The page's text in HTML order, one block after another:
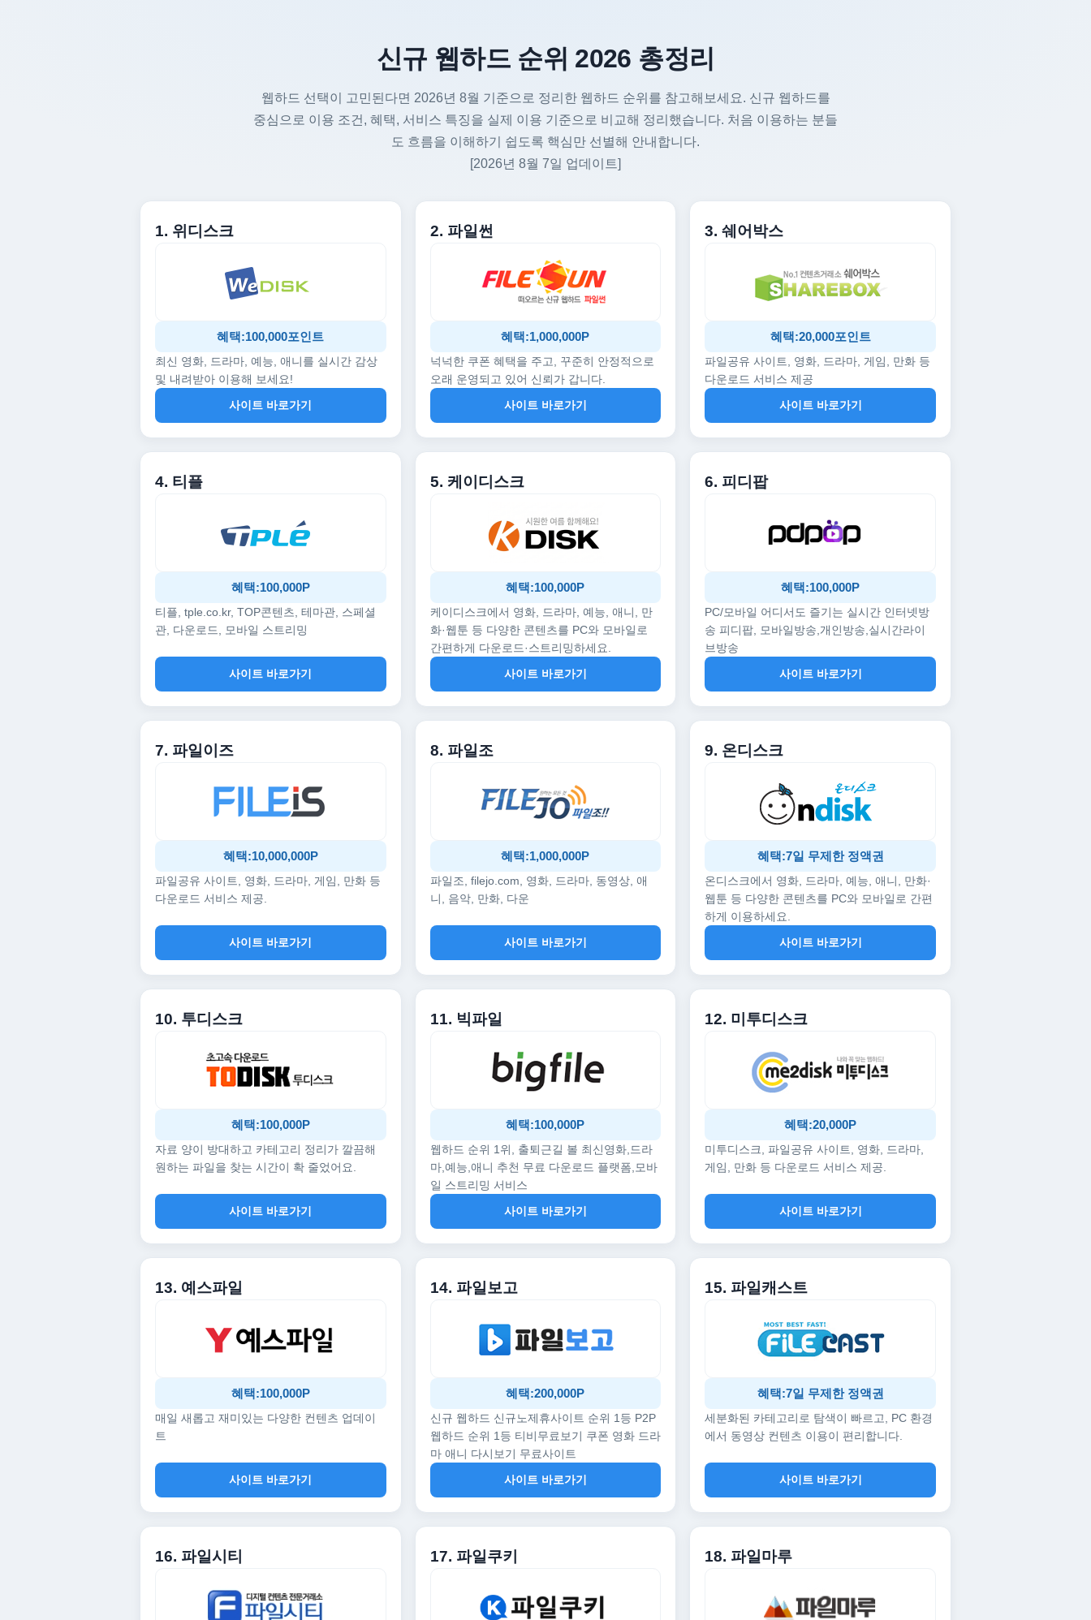
신규 웹하드 순위 2026 총정리
웹하드 선택이 고민된다면 2026년 8월 기준으로 정리한 웹하드 순위를 참고해보세요. 신규 웹하드를
중심으로 이용 조건, 혜택, 서비스 특징을 실제 이용 기준으로 비교해 정리했습니다. 처음 이용하는 분들
도 흐름을 이해하기 쉽도록 핵심만 선별해 안내합니다.
[2026년 8월 7일 업데이트]
1. 위디스크
혜택:100,000포인트
최신 영화, 드라마, 예능, 애니를 실시간 감상
및 내려받아 이용해 보세요!
사이트 바로가기
2. 파일썬
혜택:1,000,000P
넉넉한 쿠폰 혜택을 주고, 꾸준히 안정적으로
오래 운영되고 있어 신뢰가 갑니다.
사이트 바로가기
3. 쉐어박스
혜택:20,000포인트
파일공유 사이트, 영화, 드라마, 게임, 만화 등
다운로드 서비스 제공
사이트 바로가기
4. 티플
혜택:100,000P
티플, tple.co.kr, TOP콘텐츠, 테마관, 스페셜
관, 다운로드, 모바일 스트리밍
사이트 바로가기
5. 케이디스크
혜택:100,000P
케이디스크에서 영화, 드라마, 예능, 애니, 만
화·웹툰 등 다양한 콘텐츠를 PC와 모바일로
간편하게 다운로드·스트리밍하세요.
사이트 바로가기
6. 피디팝
혜택:100,000P
PC/모바일 어디서도 즐기는 실시간 인터넷방
송 피디팝, 모바일방송,개인방송,실시간라이
브방송
사이트 바로가기
7. 파일이즈
혜택:10,000,000P
파일공유 사이트, 영화, 드라마, 게임, 만화 등
다운로드 서비스 제공.
사이트 바로가기
8. 파일조
혜택:1,000,000P
파일조, filejo.com, 영화, 드라마, 동영상, 애
니, 음악, 만화, 다운
사이트 바로가기
9. 온디스크
혜택:7일 무제한 정액권
온디스크에서 영화, 드라마, 예능, 애니, 만화·
웹툰 등 다양한 콘텐츠를 PC와 모바일로 간편
하게 이용하세요.
사이트 바로가기
10. 투디스크
혜택:100,000P
자료 양이 방대하고 카테고리 정리가 깔끔해
원하는 파일을 찾는 시간이 확 줄었어요.
사이트 바로가기
11. 빅파일
혜택:100,000P
웹하드 순위 1위, 출퇴근길 볼 최신영화,드라
마,예능,애니 추천 무료 다운로드 플랫폼,모바
일 스트리밍 서비스
사이트 바로가기
12. 미투디스크
혜택:20,000P
미투디스크, 파일공유 사이트, 영화, 드라마,
게임, 만화 등 다운로드 서비스 제공.
사이트 바로가기
13. 예스파일
혜택:100,000P
매일 새롭고 재미있는 다양한 컨텐츠 업데이
트
사이트 바로가기
14. 파일보고
혜택:200,000P
신규 웹하드 신규노제휴사이트 순위 1등 P2P
웹하드 순위 1등 티비무료보기 쿠폰 영화 드라
마 애니 다시보기 무료사이트
사이트 바로가기
15. 파일캐스트
혜택:7일 무제한 정액권
세분화된 카테고리로 탐색이 빠르고, PC 환경
에서 동영상 컨텐츠 이용이 편리합니다.
사이트 바로가기
16. 파일시티 17. 파일쿠키 18. 파일마루